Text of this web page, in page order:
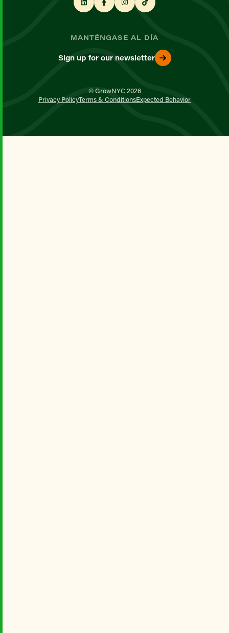
MANTÉNGASE AL DÍA
Sign up for our newsletter
© GrowNYC 2026
Privacy PolicyTerms & ConditionsExpected Behavior